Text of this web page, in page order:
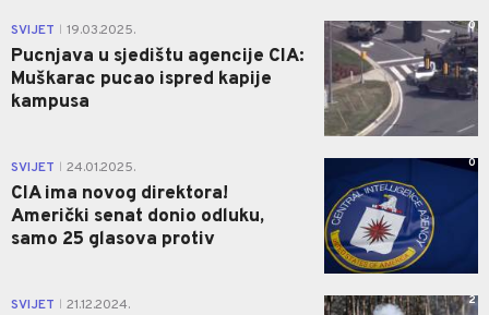
SVIJET 19.03.2025.
Pucnjava u sjedištu agencije CIA:
Muškarac pucao ispred kapije
kampusa
0
SVIJET 24.01.2025.
CIA ima novog direktora!
Američki senat donio odluku,
samo 25 glasova protiv
0
SVIJET 21.12.2024. 2